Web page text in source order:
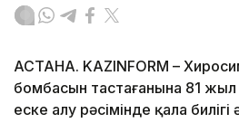
АСТАНА. KAZINFORM –
бомбасын тастағанына 81 жыл
еске алу рәсімінде қала билігі